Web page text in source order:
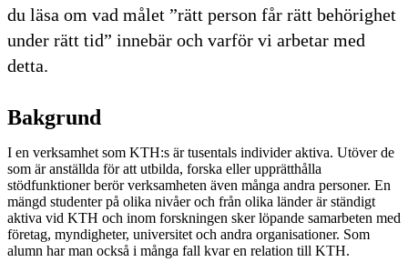
du läsa om vad målet ”rätt person får rätt behörighet
under rätt tid” innebär och varför vi arbetar med
detta.
Bakgrund
I en verksamhet som KTH:s är tusentals individer aktiva. Utöver de
som är anställda för att utbilda, forska eller upprätthålla
stödfunktioner berör verksamheten även många andra personer. En
mängd studenter på olika nivåer och från olika länder är ständigt
aktiva vid KTH och inom forskningen sker löpande samarbeten med
företag, myndigheter, universitet och andra organisationer. Som
alumn har man också i många fall kvar en relation till KTH.